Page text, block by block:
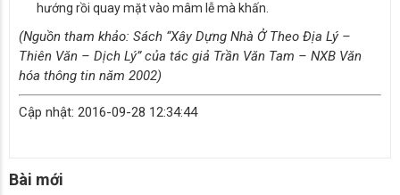
hướng rồi quay mặt vào mâm lễ mà khấn.
(Nguồn tham khảo: Sách “Xây Dựng Nhà Ở Theo Địa Lý –
Thiên Văn – Dịch Lý” của tác giả Trần Văn Tam – NXB Văn
hóa thông tin năm 2002)
Cập nhật: 2016-09-28 12:34:44
Bài mới